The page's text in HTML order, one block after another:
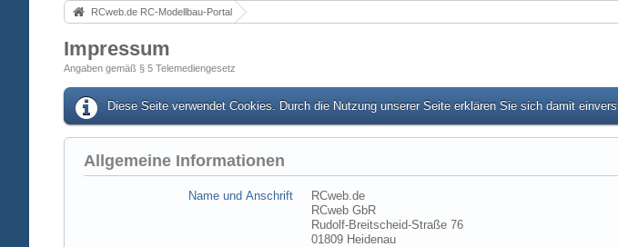
RCweb.de RC-Modellbau-Portal
Impressum
Angaben gemäß § 5 Telemediengesetz
Diese Seite verwendet Cookies. Durch die Nutzung unserer Seite erklären Sie sich damit
Allgemeine Informationen
Name und Anschrift
RCweb.de
RCweb GbR
Rudolf-Breitscheid-Straße 76
01809 Heidenau